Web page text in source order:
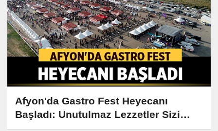
Afyon'da Gastro Fest Heyecanı
Başladı: Unutulmaz Lezzetler Sizi
Bekliyor!